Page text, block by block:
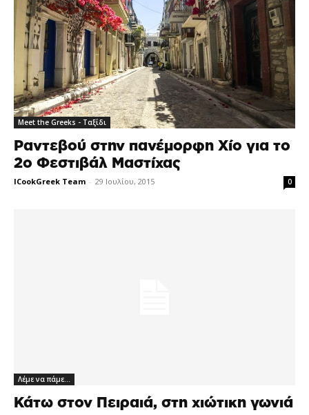
Meet the Greeks - Ταξίδι
Ραντεβού στην πανέμορφη Χίο για το
2ο Φεστιβάλ Μαστίχας
ICookGreek Team - 29 Ιουλίου, 2015 0
Λέμε να πάμε…
Κάτω στον Πειραιά, στη χιώτικη γωνιά